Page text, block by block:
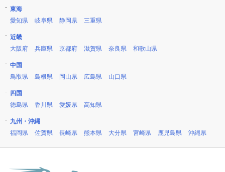
東海
愛知県
岐阜県 静岡県 三重県
近畿
大阪府
兵庫県 京都府 滋賀県 奈良県 和歌山県
中国
鳥取県
島根県 岡山県 広島県 山口県
四国
徳島県
香川県 愛媛県 高知県
九州・沖縄
福岡県
佐賀県 長崎県 熊本県 大分県 宮崎県 鹿児島県 沖縄県